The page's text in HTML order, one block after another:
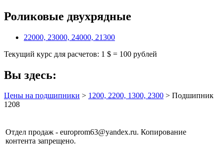
Роликовые двухрядные
22000, 23000, 24000, 21300
Текущий курс для расчетов: 1 $ = 100 рублей
Вы здесь:
Цены на подшипники > 1200, 2200, 1300, 2300 > Подшипник
1208
Отдел продаж - europrom63@yandex.ru. Копирование
контента запрещено.